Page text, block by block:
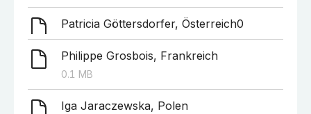
Patricia Göttersdorfer, Österreich0
Philippe Grosbois, Frankreich
0.1 MB
Iga Jaraczewska, Polen